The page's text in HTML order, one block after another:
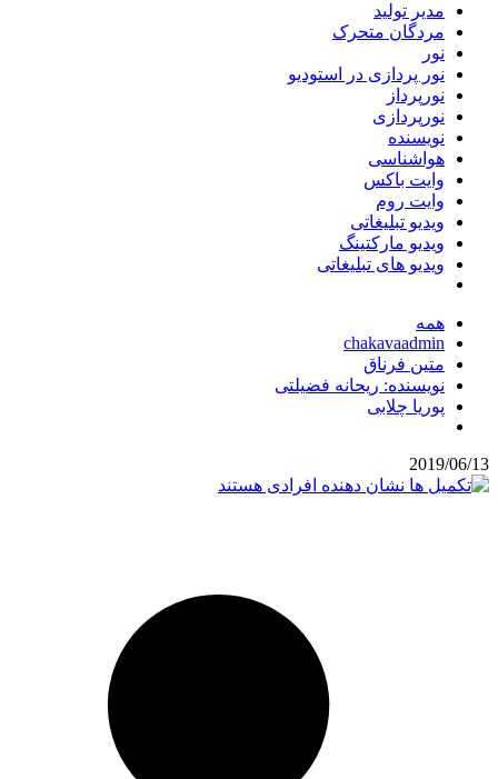
مدیر تولید
مردگان متحرک
نور
نور پردازی در استودیو
نورپرداز
نورپردازی
نویسنده
هواشناسی
وایت باکس
وایت روم
ویدیو تبلیغاتی
ویدیو مارکتینگ
ویدیو های تبلیغاتی
همه
chakavaadmin
متین فرناق
نویسنده: ریحانه فضیلتی
پوریا چلابی
2019/06/13